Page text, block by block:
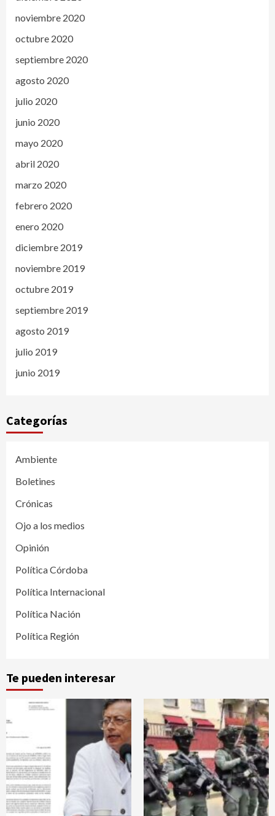
noviembre 2020
octubre 2020
septiembre 2020
agosto 2020
julio 2020
junio 2020
mayo 2020
abril 2020
marzo 2020
febrero 2020
enero 2020
diciembre 2019
noviembre 2019
octubre 2019
septiembre 2019
agosto 2019
julio 2019
junio 2019
Categorías
Ambiente
Boletines
Crónicas
Ojo a los medios
Opinión
Política Córdoba
Política Internacional
Política Nación
Política Región
Te pueden interesar